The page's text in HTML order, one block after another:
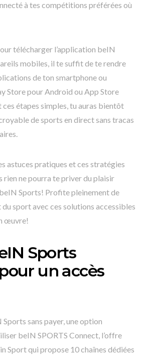
à tes compétitions préférées où
télécharger l’application beIN
mobiles, il te suffit de te rendre
de ton smartphone ou
Store pour Android ou App Store
ces étapes simples, tu auras bientôt
de sports en direct sans tracas
astuces pratiques et ces stratégies
rien ne pourra te priver du plaisir
Sports! Profite pleinement de
sport avec ces solutions accessibles
œuvre!
Sports
un accès
sans payer, une option
beIN SPORTS Connect, l’offre
Sport qui propose 10 chaînes dédiées